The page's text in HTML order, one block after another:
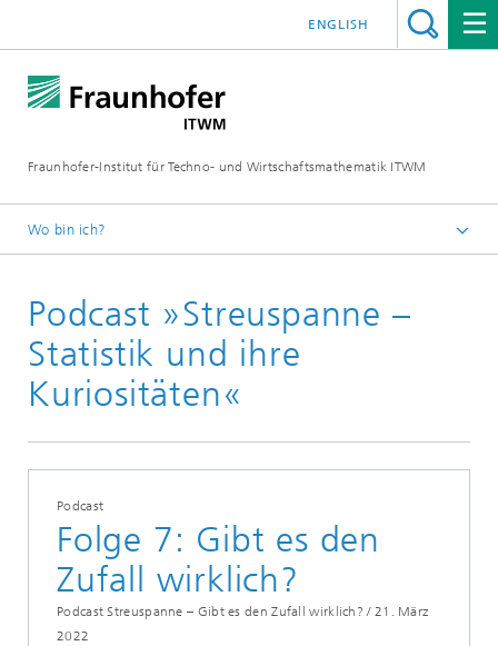
Fraunhofer-Institut für Techno- und Wirtschaftsmathematik ITWM
ENGLISH
Wo bin ich?
Abteilungen und Bereiche
Mathematik für die Fahrzeugentwicklung
Streuspanne – Statistik und ihre Kuriositäten
Podcast »Streuspanne –
Statistik und ihre
Kuriositäten«
Podcast
Folge 7: Gibt es den
Zufall wirklich?
Podcast Streuspanne – Gibt es den Zufall wirklich? / 21. März
2022